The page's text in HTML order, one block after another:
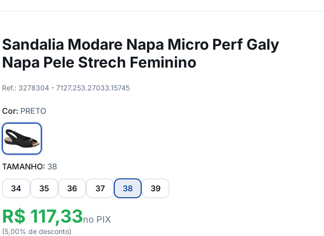
Sandalia Modare Napa Micro Perf Galy
Napa Pele Strech Feminino
Ref.: 3278304 - 7127.253.27033.15745
Cor: PRETO
TAMANHO: 38
34 35 36 37 38 39
R$ 117,33no PIX
(5,00% de desconto)